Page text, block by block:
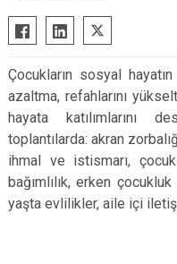
Çocukların sosyal hayatın
azaltma, refahlarını
hayata katılımlarını
toplantılarda: akran
ihmal ve istismarı,
bağımlılık, erken
yaşta evlilikler, aile içi